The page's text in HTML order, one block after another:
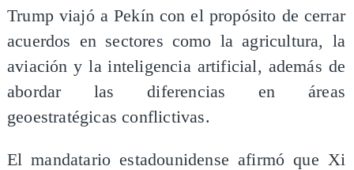
Trump viajó a Pekín con el propósito de cerrar
acuerdos en sectores como la agricultura, la
aviación y la inteligencia artificial, además de
abordar las diferencias en áreas
geoestratégicas conflictivas.
El mandatario estadounidense afirmó que Xi